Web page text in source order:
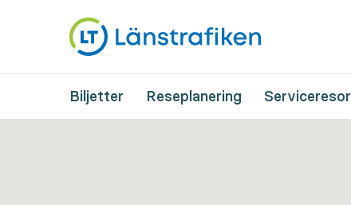
Biljetter Reseplanering Serviceresor